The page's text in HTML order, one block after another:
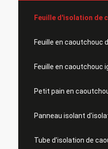
Feuille d'isolation de
Feuille en caoutchouc
Feuille en caoutchouc
Petit pain en
Panneau isolant
Tube d'isolation de